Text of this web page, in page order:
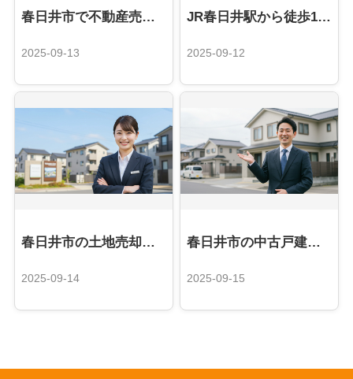
春日井市で不動産売却を成功させる完全ガイド：地域密着「いろは屋」が教える5つの秘訣
2025-09-13
JR春日井駅から徒歩1分！アクセス抜群の不動産のいろは屋をご利用ください
2025-09-12
春日井市の土地売却、高値で売るためのエリア別ポイント
2025-09-14
春日井市の中古戸建売却完全ガイド｜人気エリアと高値売却の秘訣
2025-09-15